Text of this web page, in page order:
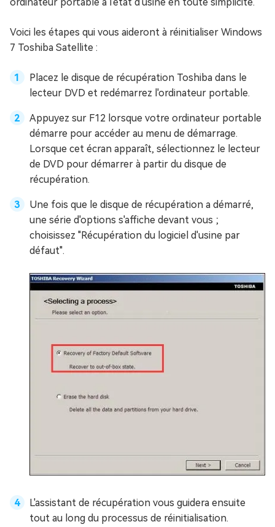
Voici les étapes qui vous aideront à réinitialiser Windows
7 Toshiba Satellite :
Placez le disque de récupération Toshiba dans le
lecteur DVD et redémarrez l'ordinateur portable.
Appuyez sur F12 lorsque votre ordinateur portable
démarre pour accéder au menu de démarrage.
Lorsque cet écran apparaît, sélectionnez le lecteur
de DVD pour démarrer à partir du disque de
récupération.
Une fois que le disque de récupération a démarré,
une série d'options s'affiche devant vous ;
choisissez "Récupération du logiciel d'usine par
défaut".
L'assistant de récupération vous guidera ensuite
tout au long du processus de réinitialisation.